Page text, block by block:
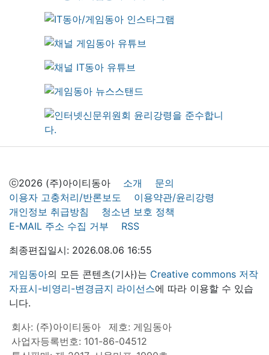
ⓒ2026 (주)아이티동아 소개
문의
이용자 고충처리/반론보도
이용약관/윤리강령
개인정보 취급방침
청소년 보호 정책
E-MAIL 주소 수집 거부
RSS
최종편집일시: 2026.08.06 16:55
게임동아의 모든 콘텐츠(기사)는 Creative commons 저작
자표시-비영리-변경금지 라이선스에 따라 이용할 수 있습
니다.
회사: (주)아이티동아
제호: 게임동아
사업자등록번호: 101-86-04512